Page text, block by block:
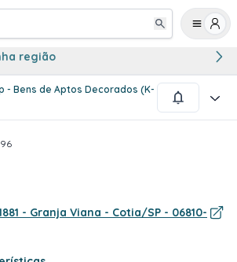
região
- Bens de Aptos Decorados (K-
- Granja Viana - Cotia/SP - 06810-